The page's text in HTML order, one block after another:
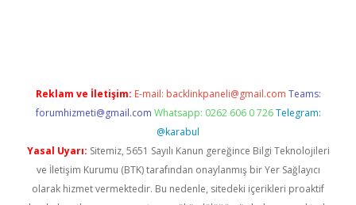
Reklam ve İletişim: E-mail: backlinkpaneli@gmail.com Teams:
forumhizmeti@gmail.com Whatsapp: 0262 606 0 726 Telegram:
@karabul
Yasal Uyarı: Sitemiz, 5651 Sayılı Kanun gereğince Bilgi Teknolojileri
ve İletişim Kurumu (BTK) tarafından onaylanmış bir Yer Sağlayıcı
olarak hizmet vermektedir. Bu nedenle, sitedeki içerikleri proaktif